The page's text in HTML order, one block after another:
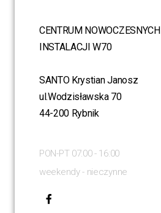
CENTRUM NOWOCZESNYCH
INSTALACJI W70
SANTO Krystian Janosz
ul.Wodzisławska 70
44-200 Rybnik
PON-PT 07:00 - 16:00
weekendy - nieczynne